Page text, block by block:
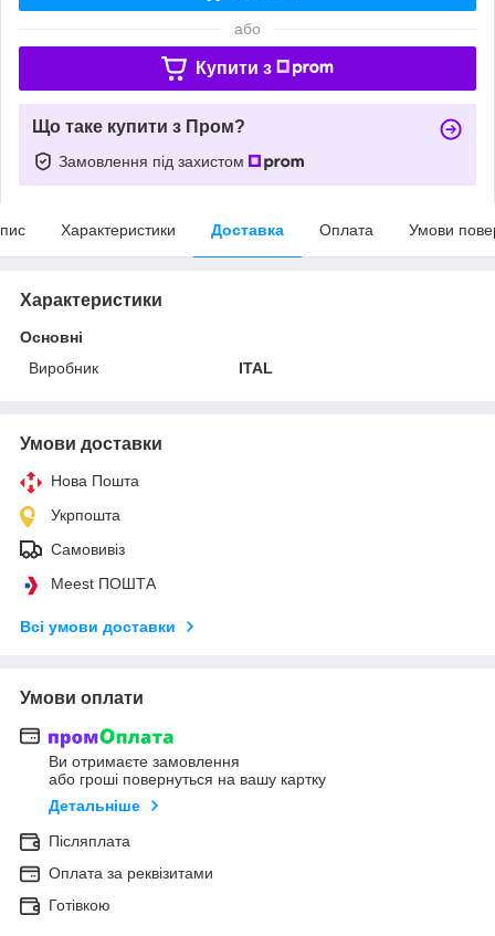
або
Купити з
Що таке купити з Пром?
Замовлення під захистом
Характеристики Доставка Оплата Умови
Характеристики
Основні
Виробник
ITAL
Умови доставки
Нова Пошта
Укрпошта
Самовивіз
Meest ПОШТА
Всі умови доставки
Умови оплати
Ви отримаєте замовлення
або гроші повернуться на вашу картку
Детальніше
Післяплата
Оплата за реквізитами
Готівкою